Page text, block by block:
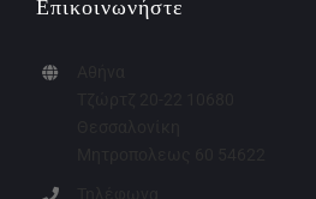
Επικοινωνήστε